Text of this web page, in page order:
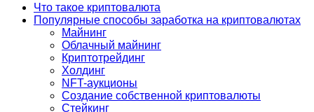
Что такое криптовалюта
Популярные способы заработка на криптовалютах
Майнинг
Облачный майнинг
Криптотрейдинг
Холдинг
NFT-аукционы
Создание собственной криптовалюты
Стейкинг